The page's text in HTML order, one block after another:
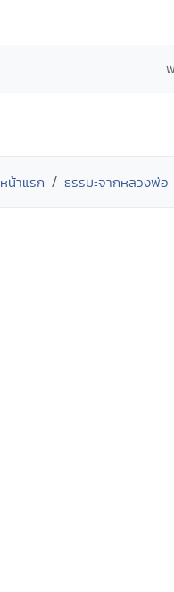
หน้าแรก ธรรมะจากหลวงพ่อ